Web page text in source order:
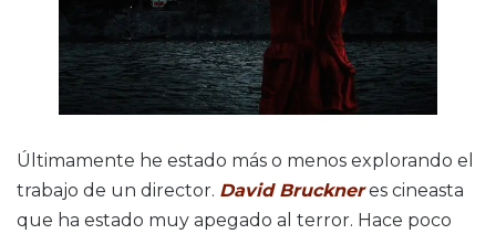
Últimamente he estado más o menos explorando el
trabajo de un director. David Bruckneres cineasta
que ha estado muy apegado al terror. Hace poco